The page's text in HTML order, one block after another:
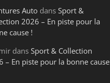
Auto dansSport &
2026 – En piste pour la
cause !
dansSport & Collection
– En piste pour la bonne cause